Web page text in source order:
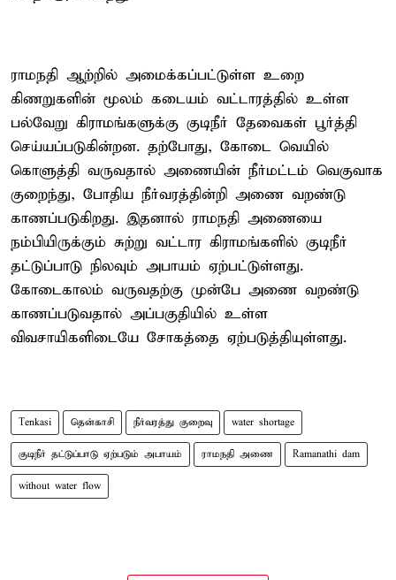
ராமநதி ஆற்றில் அமைக்கப்பட்டுள்ள உறை
கிணறுகளின் மூலம் கடையம் வட்டாரத்தில் உள்ள
பல்வேறு கிராமங்களுக்கு குடிநீர் தேவைகள் பூர்த்தி
செய்யப்படுகின்றன. தற்போது, கோடை வெயில்
கொளுத்தி வருவதால் அணையின் நீர்மட்டம் வெகுவாக
குறைந்து, போதிய நீர்வரத்தின்றி அணை வறண்டு
காணப்படுகிறது. இதனால் ராமநதி அணையை
நம்பியிருக்கும் சுற்று வட்டார கிராமங்களில் குடிநீர்
தட்டுப்பாடு நிலவும் அபாயம் ஏற்பட்டுள்ளது.
கோடைகாலம் வருவதற்கு முன்பே அணை வறண்டு
காணப்படுவதால் அப்பகுதியில் உள்ள
விவசாயிகளிடையே சோகத்தை ஏற்படுத்தியுள்ளது.
Tenkasi தென்காசி நீர்வரத்து குறைவு water shortage
குடிநீர் தட்டுப்பாடு ஏற்படும் அபாயம் ராமநதி அணை Ramanathi dam
without water flow